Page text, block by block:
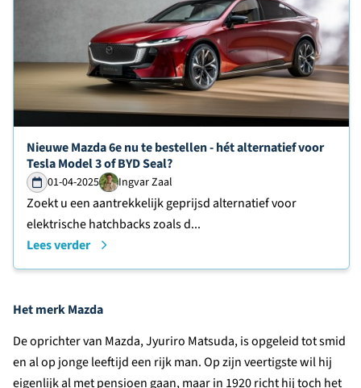
Lees verder over
Nieuwe Mazda 6e nu te bestellen - hét alternatief voor
Tesla Model 3 of BYD Seal?
01-04-2025 Ingvar Zaal
Zoekt u een aantrekkelijk geprijsd alternatief voor
elektrische hatchbacks zoals d...
Lees verder
Het merk Mazda
De oprichter van Mazda, Jyuriro Matsuda, is opgeleid tot smid
en al op jonge leeftijd een rijk man. Op zijn veertigste wil hij
eigenlijk al met pensioen gaan, maar in 1920 richt hij toch het